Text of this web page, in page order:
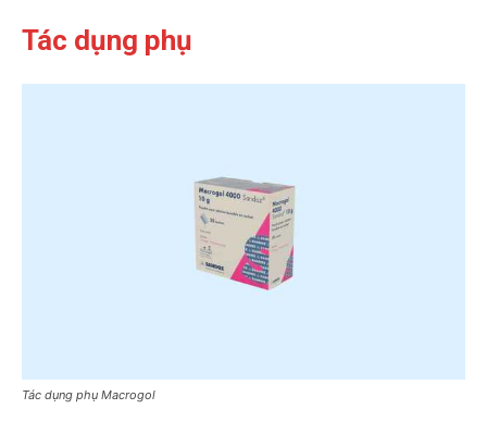
Tác dụng phụ
Tác dụng phụ Macrogol